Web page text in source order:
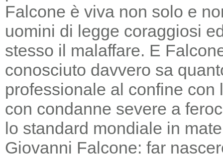
Falcone è viva non solo e
uomini di legge coraggiosi
stesso il malaffare. E
conosciuto davvero sa
professionale al confine
con condanne severe a
lo standard mondiale in
Giovanni Falcone: far